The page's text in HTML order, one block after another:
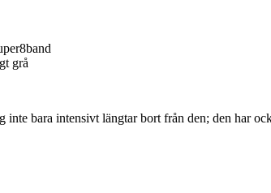
grå
bara intensivt längtar bort från den; den har